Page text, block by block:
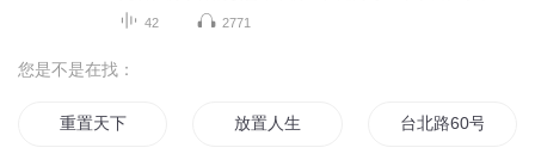
42 2771
您是不是在找：
重置天下 放置人生 台北路60号